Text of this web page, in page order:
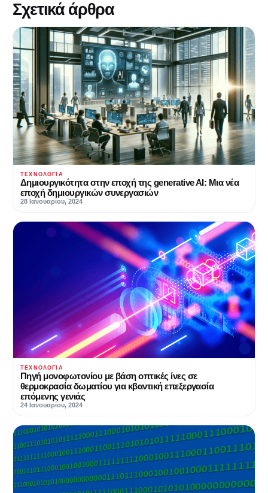
Σχετικά άρθρα
ΤΕΧΝΟΛΟΓΊΑ
Δημιουργικότητα στην εποχή της generative AI: Μια νέα
εποχή δημιουργικών συνεργασιών
28 Ιανουαρίου, 2024
ΤΕΧΝΟΛΟΓΊΑ
Πηγή μονοφωτονίου με βάση οπτικές ίνες σε
θερμοκρασία δωματίου για κβαντική επεξεργασία
επόμενης γενιάς
24 Ιανουαρίου, 2024